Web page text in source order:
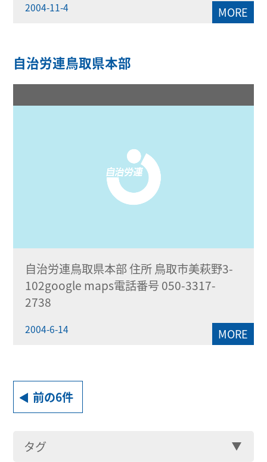
2004-11-4 MORE
自治労連鳥取県本部
自治労連鳥取県本部 住所 鳥取市美萩野3-
102google maps電話番号 050-3317-
2738
2004-6-14 MORE
前の6件
タグ